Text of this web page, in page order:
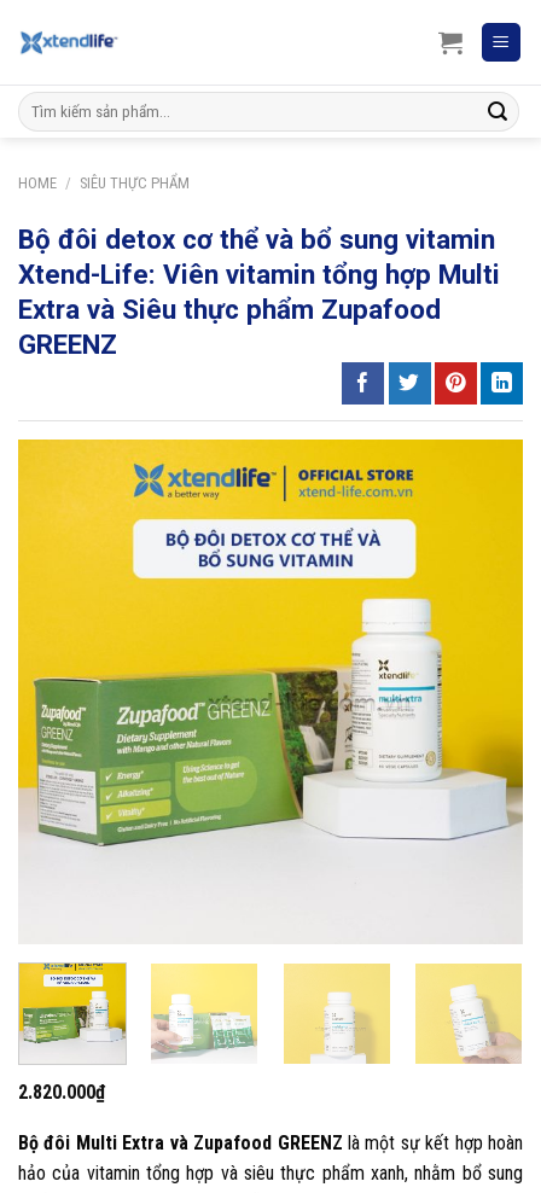
Search
for:
HOME / SIÊU THỰC PHẨM
Bộ đôi detox cơ thể và bổ sung vitamin
Xtend-Life: Viên vitamin tổng hợp Multi
Extra và Siêu thực phẩm Zupafood
GREENZ
2.820.000₫
Bộ đôi Multi Extra và Zupafood GREENZ là một sự kết hợp hoàn
hảo của vitamin tổng hợp và siêu thực phẩm xanh, nhằm bổ sung